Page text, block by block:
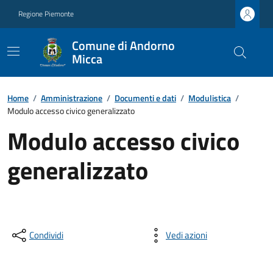
Regione Piemonte
Comune di Andorno
Micca
Home / Amministrazione / Documenti e dati / Modulistica /
Modulo accesso civico generalizzato
Modulo accesso civico
generalizzato
Condividi Vedi azioni